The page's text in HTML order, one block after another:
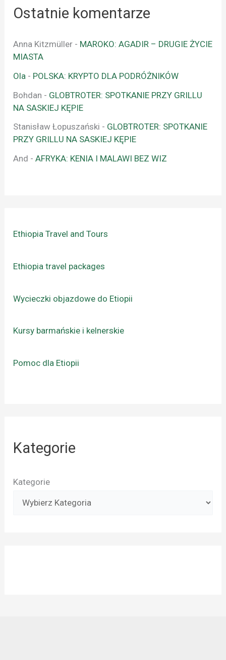
Ostatnie komentarze
Anna Kitzmüller - MAROKO: AGADIR – DRUGIE ŻYCIE
MIASTA
Ola - POLSKA: KRYPTO DLA PODRÓŻNIKÓW
Bohdan - GLOBTROTER: SPOTKANIE PRZY GRILLU
NA SASKIEJ KĘPIE
Stanisław Łopuszański - GLOBTROTER: SPOTKANIE
PRZY GRILLU NA SASKIEJ KĘPIE
And -AFRYKA: KENIA I MALAWI BEZ WIZ
Ethiopia Travel and Tours
Ethiopia travel packages
Wycieczki objazdowe do Etiopii
Kursy barmańskie i kelnerskie
Pomoc dla Etiopii
Kategorie
Kategorie